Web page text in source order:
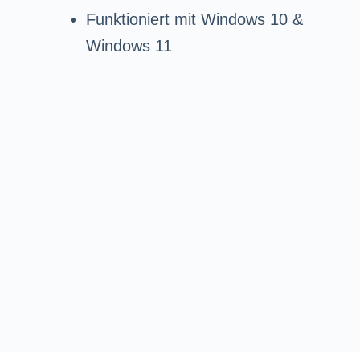
Funktioniert mit Windows 10 &
Windows 11